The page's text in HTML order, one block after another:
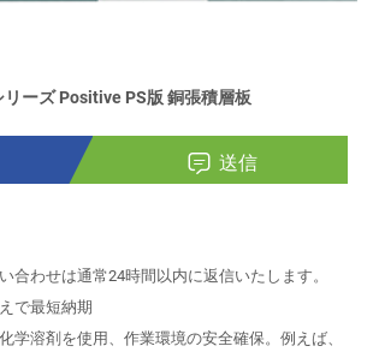
リーズ Positive PS版 銅張積層板
送信
合わせは通常24時間以内に返信いたします。
で最短納期
学溶剤を使用、作業環境の安全確保。例えば、